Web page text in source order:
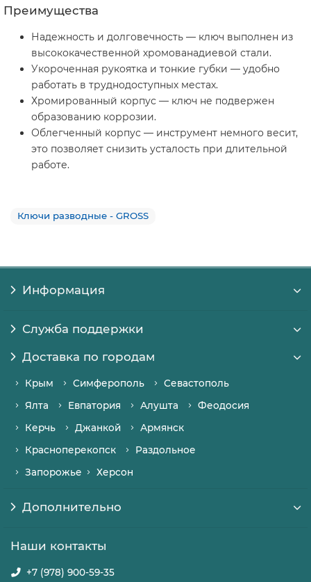
Преимущества
Надежность и долговечность — ключ выполнен из
высококачественной хромованадиевой стали.
Укороченная рукоятка и тонкие губки — удобно
работать в труднодоступных местах.
Хромированный корпус — ключ не подвержен
образованию коррозии.
Облегченный корпус — инструмент немного весит,
это позволяет снизить усталость при длительной
работе.
Ключи разводные - GROSS
Информация
Служба поддержки
Доставка по городам
Крым Симферополь
Севастополь
Ялта
Евпатория Алушта
Феодосия
Керчь
Джанкой
Армянск
Красноперекопск
Раздольное
Запорожье
Херсон
Дополнительно
Наши контакты
+7 (978) 900-59-35